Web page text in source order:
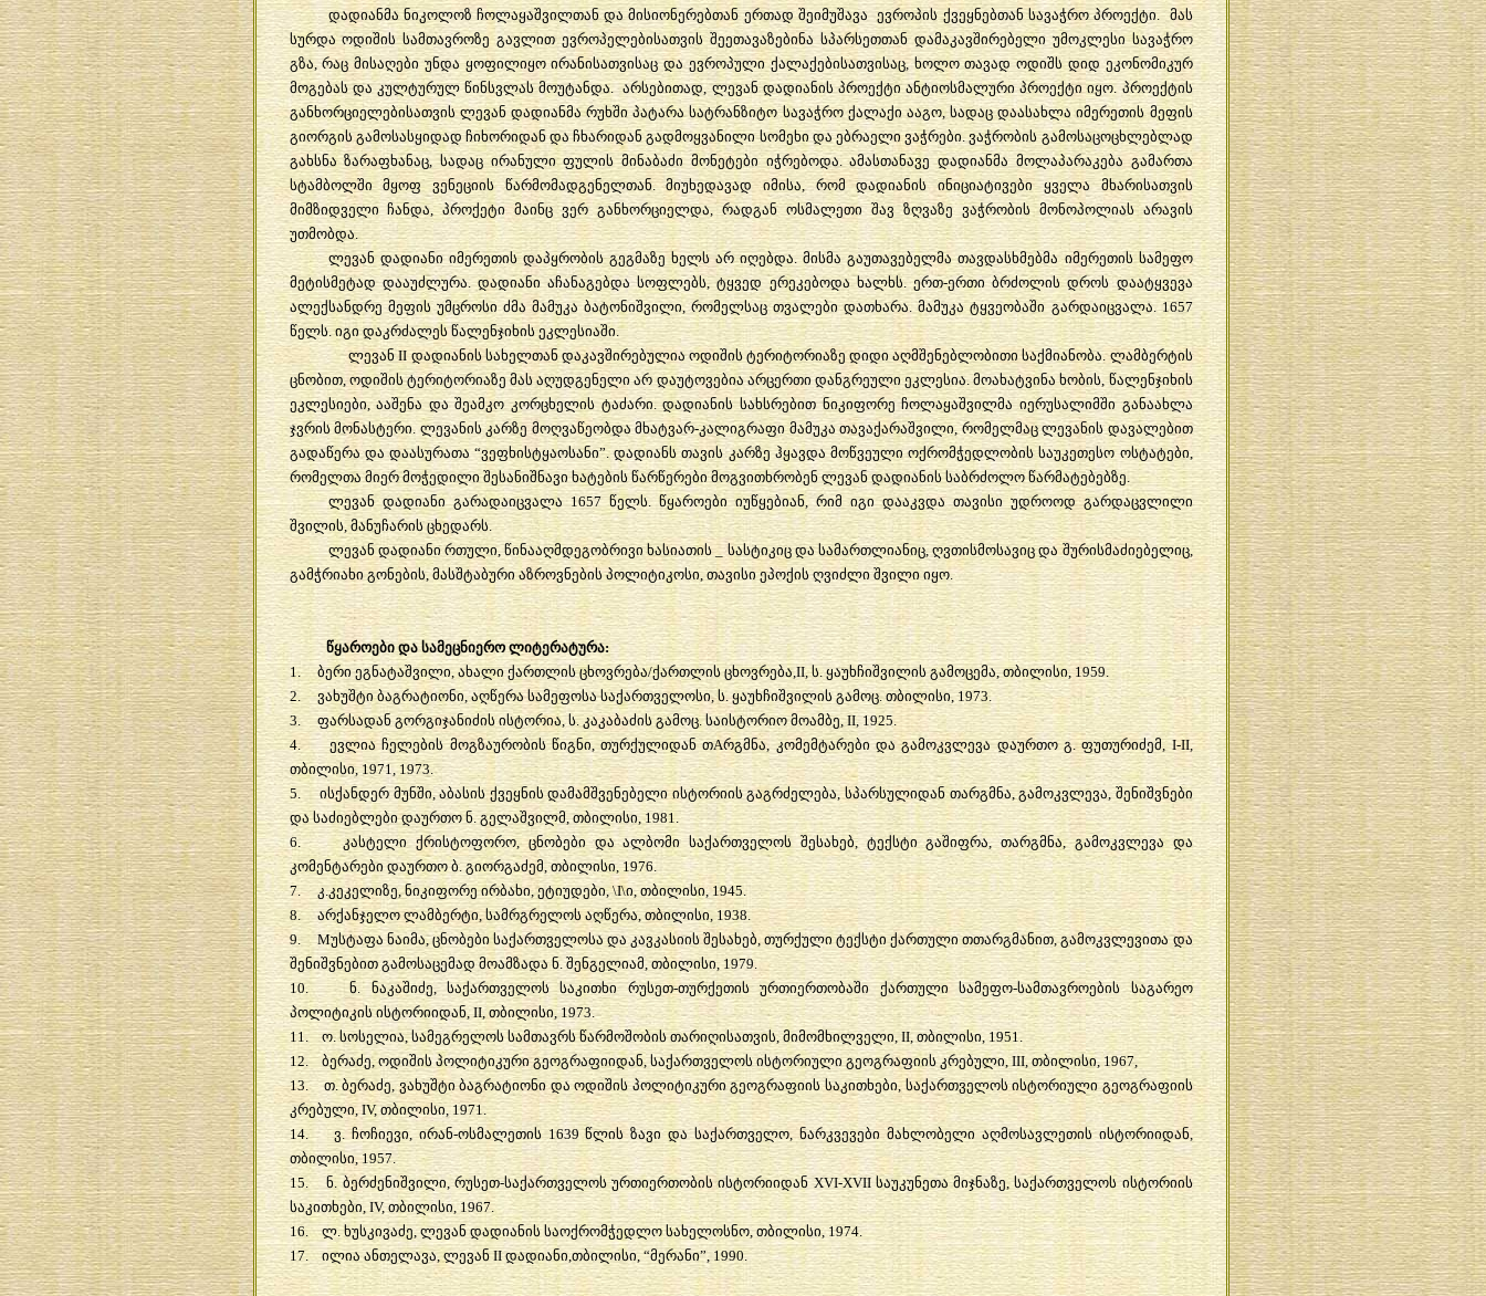
დადიანმა ნიკოლოზ ჩოლაყაშვილთან და მისიონერებთან ერთად შეიმუშავა ევროპის ქვეყნებთან სავაჭრო პროექტი.მას
სურდა ოდიშის სამთავროზე გავლით ევროპელებისათვის შეეთავაზებინა სპარსეთთან დამაკავშირებელი უმოკლესი სავაჭრო
გზა ,რაც მისაღები უნდა ყოფილიყო ირანისათვისაც და ევროპული ქალაქებისათვისაც,ხოლო თავად ოდიშს დიდ ეკონომიკურ
მოგებას და კულტურულ წინსვლას მოუტანდა.არსებითად,ლევან დადიანის პროექტი ანტიოსმალური პროექტი იყო.პროექტის
განხორციელებისათვის ლევან დადიანმა რუხში პატარა სატრანზიტო სავაჭრო ქალაქი ააგო,სადაც დაასახლა იმერეთის მეფის
გიორგის გამოსასყიდად ჩიხორიდან და ჩხარიდან გადმოყვანილი სომეხი და ებრაელი ვაჭრები.ვაჭრობის გამოსაცოცხლებლად
გახსნა ზარაფხანაც ,სადაც ირანული ფულის მინაბაძი მონეტები იჭრებოდა.ამასთანავე დადიანმა მოლაპარაკება გამართა
სტამბოლში
მყოფ ვენეციის წარმომადგენელთან.მიუხედავად იმისა ,რომ დადიანის ინიციატივები ყველა
მხარისათვის
მიმზიდველი ჩანდა ,პროქეტი მაინც ვერ განხორციელდა ,რადგან ოსმალეთი შავ ზღვაზე ვაჭრობის მონოპოლიას არავის
უთმობდა.
ლევან დადიანი იმერეთის დაპყრობის გეგმაზე ხელს არ იღებდა .მისმა გაუთავებელმა თავდასხმებმა იმერეთის სამეფო
მეტისმეტად დააუძლურა .დადიანი აჩანაგებდა სოფლებს,ტყვედ ერეკებოდა ხალხს. ერთ-ერთი ბრძოლის დროს დაატყვევა
ალექსანდრე მეფის უმცროსი ძმა მამუკა ბატონიშვილი,რომელსაც თვალები დათხარა .მამუკა ტყვეობაში გარდაიცვალა. 1657
წელს.იგი დაკრძალეს წალენჯიხის ეკლესიაში .
ლევანIIდადიანის სახელთან დაკავშირებულია ოდიშის ტერიტორიაზე დიდი აღმშენებლობითი საქმიანობა.ლამბერტის
ცნობით,ოდიშის ტერიტორიაზე მას აღუდგენელი არ დაუტოვებია არცერთი დანგრეული ეკლესია.მოახატვინა ხობის,წალენჯიხის
ეკლესიები,ააშენა და შეამკო კორცხელის ტაძარი.დადიანის სახსრებით ნიკიფორე ჩოლაყაშვილმა იერუსალიმში განაახლა
ჯვრის მონასტერი. ლევანის კარზე მოღვაწეობდა მხატვარ-კალიგრაფი მამუკა თავაქარაშვილი,რომელმაც ლევანის დავალებით
გადაწერა და დაასურათა “ვეფხისტყაოსანი”.დადიანს თავის კარზე ჰყავდა მოწვეული ოქრომჭედლობის საუკეთესო ოსტატები,
რომელთა მიერ მოჭედილი შესანიშნავი ხატების წარწერები მოგვითხრობენ ლევან დადიანის საბრძოლო წარმატებებზე
ლევან დადიანი გარადაიცვალა 1657წელს. წყაროები იუწყებიან,რიმ იგი დააკვდა თავისი უდროოდ გარდაცვლილი
შვილის, მანუჩარის ცხედარს.
ლევან დადიანი რთული,წინააღმდეგობრივი ხასიათის _სასტიკიც და სამართლიანიც,ღვთისმოსავიც და შურისმაძიებელიც,
გამჭრიახი გონების,მასშტაბური აზროვნების პოლიტიკოსი,თავისი ეპოქის ღვიძლი შვილი იყო.
წყაროები და სამეცნიერო ლიტერატურა:
1.ბერი ეგნატაშვილი, ახალი ქართლის ცხოვრება/ქართლის ცხოვრება ,II,ს.ყაუხჩიშვილის გამოცემა,თბილისი, 1959.
2.ვახუშტი ბაგრატიონი,აღწერა სამეფოსა საქართველოსი,ს.ყაუხჩიშვილის გამოც.თბილისი, 1973.
3.ფარსადან გორგიჯანიძის ისტორია,ს.კაკაბაძის გამოც.საისტორიო მოამბე, II, 1925.
4.ევლია ჩელების მოგზაურობის წიგნი,თურქულიდან თAრგმნა,კომემტარები და გამოკვლევა დაურთო გ.ფუთურიძემ, I-II,
თბილისი, 1971, 1973.
5.ისქანდერ მუნში,აბასის ქვეყნის დამამშვენებელი ისტორიის გაგრძელება, სპარსულიდან თარგმნა ,გამოკვლევა ,შენიშვნები
და საძიებლები დაურთო ნ.გელაშვილმ,თბილისი, 1981.
6. კასტელი ქრისტოფორო , ცნობები და ალბომი საქართველოს შესახებ, ტექსტი გაშიფრა,თარგმნა,გამოკვლევა და
კომენტარები დაურთო ბ.გიორგაძემ ,თბილისი, 1976.
7. კ.კეკელიზე,ნიკიფორე ირბახი, ეტიუდები, \I\ი,თბილისი, 1945.
8.არქანჯელო ლამბერტი ,სამრგრელოს აღწერა,თბილისი, 1938.
9. Mუსტაფა ნაიმა,ცნობები საქართველოსა და კავკასიის შესახებ ,თურქული ტექსტი ქართული თთარგმანით,გამოკვლევითა და
შენიშვნებით გამოსაცემად მოამზადა ნ.შენგელიამ,თბილისი, 1979.
10.ნ . ნაკაშიძე ,საქართველოს საკითხი რუსეთ-თურქეთის ურთიერთობაში ქართული სამეფო-სამთავროების
საგარეო
პოლიტიკის ისტორიიდან, II, თბილისი, 1973.
11.ო.სოსელია,სამეგრელოს სამთავრს წარმოშობის თარიღისათვის, მიმომხილველი , II, თბილისი, 1951.
12.ბერაძე,ოდიშის პოლიტიკური გეოგრაფიიდან,საქართველოს ისტორიული გეოგრაფიის კრებული, III, თბილისი, 1967,
13.თ.ბერაძე,ვახუშტი ბაგრატიონი და ოდიშის პოლიტიკური გეოგრაფიის საკითხები,საქართველოს ისტორიული გეოგრაფიის
კრებული, IV,თბილისი , 1971.
14.ვ.ჩოჩიევი,ირან-ოსმალეთის1639წლის ზავი და საქართველო, ნარკვევები მახლობელი აღმოსავლეთის ისტორიიდან,
თბილისი, 1957.
15.ნ ბერძენიშვილი,რუსეთ-საქართველოს ურთიერთობის ისტორიიდანXVI-XVII საუკუნეთა მიჯნაზე ,საქართველოს ისტორიის
საკითხები , IV,თბილისი, 1967.
16.ლ.ხუსკივაძე ,ლევან დადიანის საოქრომჭედლო სახელოსნო,თბილისი, 1974.
17.ილია ანთელავა,ლევანIIდადიანი, თბილისი, “მერანი”, 1990.